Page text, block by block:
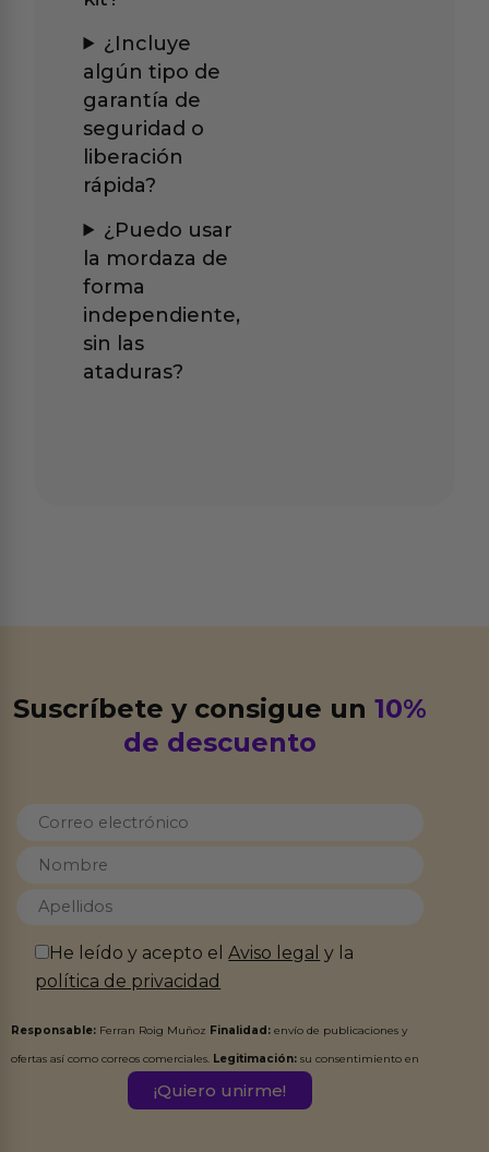
¿Incluye
algún tipo de
garantía de
seguridad o
liberación
rápida?
¿Puedo usar
la mordaza de
forma
independiente,
sin las
ataduras?
Suscríbete y consigue un10%
de descuento
He leído y acepto elAviso legal y la
política de privacidad
Responsable: Ferran Roig Muñoz Finalidad: envío de publicaciones y
ofertas así como correos comerciales. Legitimación: su consentimiento en
Destinatarios:Ferran Roig Muñoz. Podrás ejercer tus